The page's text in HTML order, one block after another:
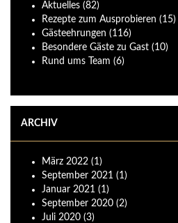
Aktuelles (82)
Rezepte zum Ausprobieren (15)
Gästeehrungen (116)
Besondere Gäste zu Gast (10)
Rund ums Team (6)
ARCHIV
März 2022 (1)
September 2021 (1)
Januar 2021 (1)
September 2020 (2)
Juli 2020 (3)